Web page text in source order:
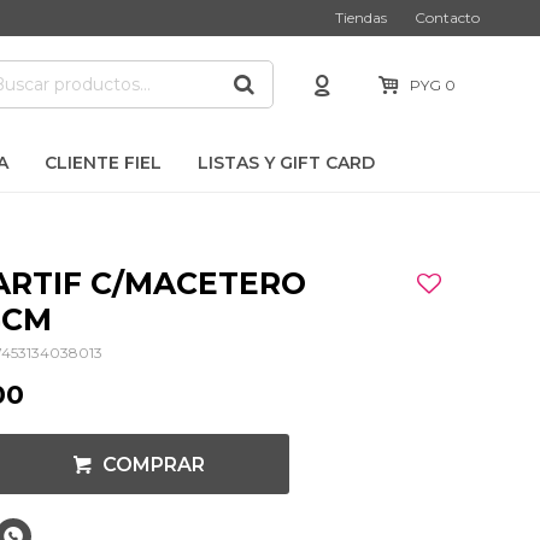
CLIENTE FIEL LISTAS Y GIFT CARD
PYG 0
Tiendas Contacto
C/MACETERO
COMPRAR